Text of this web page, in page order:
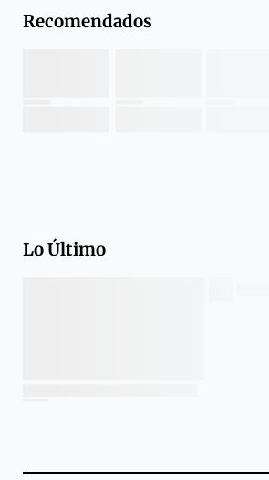
Recomendados
Lo Último